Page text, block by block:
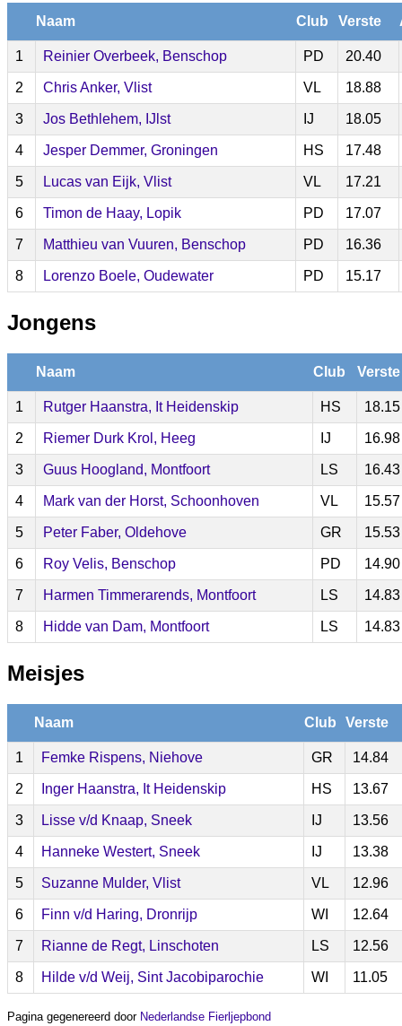
Naam Club Verste
1 Reinier Overbeek, Benschop PD 20.40
2 Chris Anker, Vlist VL 18.88
3 Jos Bethlehem, IJlst IJ 18.05
4 Jesper Demmer, Groningen HS 17.48
5 Lucas van Eijk, Vlist VL 17.21
6 Timon de Haay, Lopik PD 17.07
7 Matthieu van Vuuren, Benschop PD 16.36
8 Lorenzo Boele, Oudewater PD 15.17
Jongens
Naam Club Verste
1 Rutger Haanstra, It Heidenskip HS 18.15
2 Riemer Durk Krol, Heeg IJ 16.98
3 Guus Hoogland, Montfoort LS 16.43
4 Mark van der Horst, Schoonhoven VL 15.57
5 Peter Faber, Oldehove GR 15.53
6 Roy Velis, Benschop PD 14.90
7 Harmen Timmerarends, Montfoort LS 14.83
8 Hidde van Dam, Montfoort LS 14.83
Meisjes
Naam Club Verste
1 Femke Rispens, Niehove GR 14.84
2 Inger Haanstra, It Heidenskip HS 13.67
3 Lisse v/d Knaap, Sneek IJ 13.56
4 Hanneke Westert, Sneek IJ 13.38
5 Suzanne Mulder, Vlist VL 12.96
6 Finn v/d Haring, Dronrijp WI 12.64
7 Rianne de Regt, Linschoten LS 12.56
8 Hilde v/d Weij, Sint Jacobiparochie WI 11.05
Pagina gegenereerd door Nederlandse Fierljepbond